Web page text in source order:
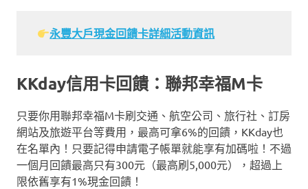
永豐大戶現金回饋卡詳細活動資訊
KKday信用卡回饋：聯邦幸福M卡
只要你用聯邦幸福M卡刷交通、航空公司、旅行社、訂房
網站及旅遊平台等費用，最高可拿6%的回饋，KKday也
在名單內！只要記得申請電子帳單就能享有加碼啦！不過
一個月回饋最高只有300元（最高刷5,000元），超過上
限依舊享有1%現金回饋！